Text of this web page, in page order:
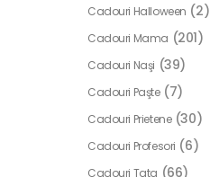
Cadouri Halloween (2)
Cadouri Mama (201)
Cadouri Naşi (39)
Cadouri Paşte (7)
Cadouri Prietene (30)
Cadouri Profesori (6)
Cadouri Tata (66)